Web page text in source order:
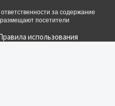
за содержание
посетители
использования